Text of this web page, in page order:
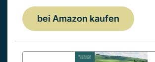
bei Amazon kaufen